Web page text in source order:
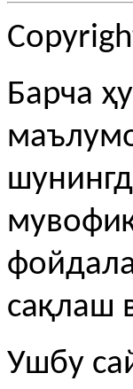
Барча
сақлаш
Ушбу